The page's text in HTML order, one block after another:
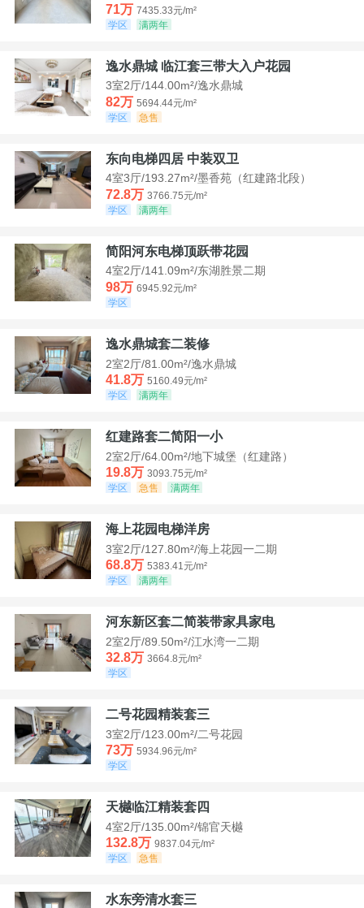
71万 7435.33元/m²
学区
满两年
逸水鼎城 临江套三带大入户花园
3室2厅/144.00m²/逸水鼎城
82万 5694.44元/m²
学区
急售
东向电梯四居 中装双卫
4室3厅/193.27m²/墨香苑（红建路北段）
72.8万 3766.75元/m²
学区
满两年
简阳河东电梯顶跃带花园
4室2厅/141.09m²/东湖胜景二期
98万 6945.92元/m²
学区
逸水鼎城套二装修
2室2厅/81.00m²/逸水鼎城
41.8万 5160.49元/m²
学区
满两年
红建路套二简阳一小
2室2厅/64.00m²/地下城堡（红建路）
19.8万 3093.75元/m²
学区
急售 满两年
海上花园电梯洋房
3室2厅/127.80m²/海上花园一二期
68.8万 5383.41元/m²
学区
满两年
河东新区套二简装带家具家电
2室2厅/89.50m²/江水湾一二期
32.8万 3664.8元/m²
学区
二号花园精装套三
3室2厅/123.00m²/二号花园
73万 5934.96元/m²
学区
天樾临江精装套四
4室2厅/135.00m²/锦官天樾
132.8万 9837.04元/m²
学区
急售
水东旁清水套三